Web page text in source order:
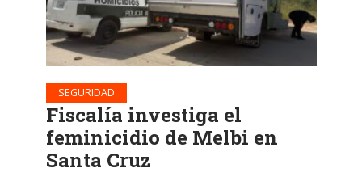
SEGURIDAD
Fiscalía investiga el
feminicidio de Melbi en
Santa Cruz